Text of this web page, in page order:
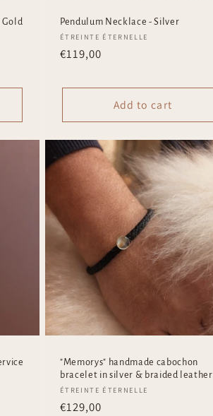
Gold
Pendulum Necklace - Silver
Vendor:
ÉTREINTE ÉTERNELLE
Regular
€119,00
Add to cart
"Memorys" handmade cabochon
bracelet in silver & braided leather
Vendor:
ÉTREINTE ÉTERNELLE
Regular
€129,00